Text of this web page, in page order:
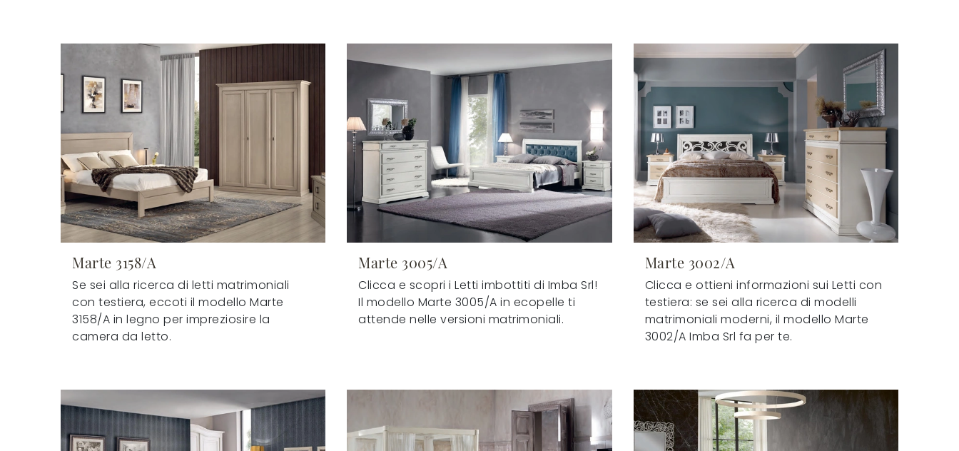
Marte 3158/A
Se sei alla ricerca di letti matrimoniali
con testiera, eccoti il modello Marte
3158/A in legno per impreziosire la
camera da letto.
Marte 3005/A
Clicca e scopri i Letti imbottiti di Imba Srl!
Il modello Marte 3005/A in ecopelle ti
attende nelle versioni matrimoniali.
Marte 3002/A
Clicca e ottieni informazioni sui Letti con
testiera: se sei alla ricerca di modelli
matrimoniali moderni, il modello Marte
3002/A Imba Srl fa per te.